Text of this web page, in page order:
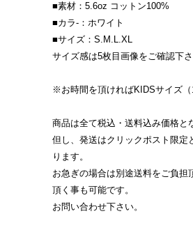
■素材：5.6oz コットン100%
■カラ-：ホワイト
■サイズ：S.M.L.XL
サイズ感は5枚目画像をご確認下さ
※お時間を頂ければKIDSサイズ
商品は全て税込・送料込み価格と
但し、発送はクリックポスト限定
ります。
お急ぎの場合は別途送料をご負
頂く事も可能です。
お問い合わせ下さい。